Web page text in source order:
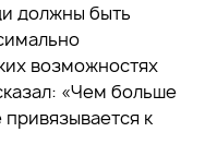
должны быть
возможностях
«Чем больше
к